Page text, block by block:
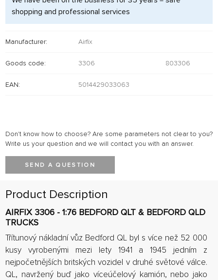
shopping and professional services
Manufacturer: Airfix
Goods code: 3306 803306
EAN: 5014429033063
Don't know how to choose? Are some parameters not clear to you?
Write us your question and we will contact you with an answer.
SEND A QUESTION
Product Description
AIRFIX 3306 - 1:76 BEDFORD QLT & BEDFORD QLD
TRUCKS
Třítunový nákladní vůz Bedford QL byl s více než 52 000
kusy vyrobenými mezi lety 1941 a 1945 jedním z
nejpočetnějších britských vozidel v druhé světové válce.
QL, navržený buď jako víceúčelový kamión, nebo jako